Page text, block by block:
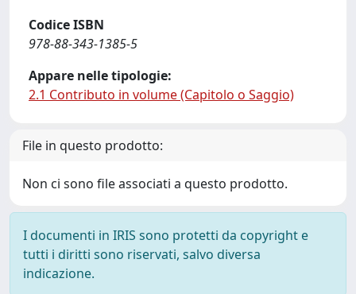
Codice ISBN
978-88-343-1385-5
Appare nelle tipologie:
2.1 Contributo in volume (Capitolo o Saggio)
File in questo prodotto:
Non ci sono file associati a questo prodotto.
I documenti in IRIS sono protetti da copyright e
tutti i diritti sono riservati, salvo diversa
indicazione.